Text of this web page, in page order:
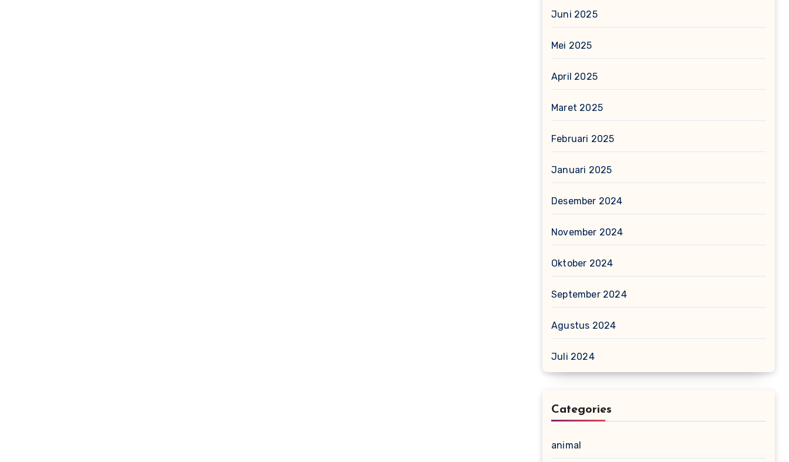
Juni 2025
Mei 2025
April 2025
Maret 2025
Februari 2025
Januari 2025
Desember 2024
November 2024
Oktober 2024
September 2024
Agustus 2024
Juli 2024
Categories
animal